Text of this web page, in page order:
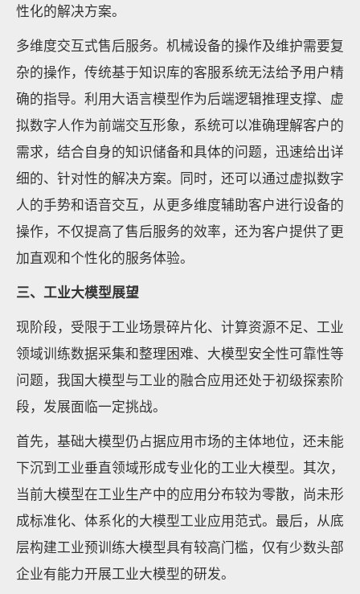
性化的解决方案。
多维度交互式售后服务。机械设备的操作及维护需要复
杂的操作，传统基于知识库的客服系统无法给予用户精
确的指导。利用大语言模型作为后端逻辑推理支撑、虚
拟数字人作为前端交互形象，系统可以准确理解客户的
需求，结合自身的知识储备和具体的问题，迅速给出详
细的、针对性的解决方案。同时，还可以通过虚拟数字
人的手势和语音交互，从更多维度辅助客户进行设备的
操作，不仅提高了售后服务的效率，还为客户提供了更
加直观和个性化的服务体验。
三、工业大模型展望
现阶段，受限于工业场景碎片化、计算资源不足、工业
领域训练数据采集和整理困难、大模型安全性可靠性等
问题，我国大模型与工业的融合应用还处于初级探索阶
段，发展面临一定挑战。
首先，基础大模型仍占据应用市场的主体地位，还未能
下沉到工业垂直领域形成专业化的工业大模型。其次，
当前大模型在工业生产中的应用分布较为零散，尚未形
成标准化、体系化的大模型工业应用范式。最后，从底
层构建工业预训练大模型具有较高门槛，仅有少数头部
企业有能力开展工业大模型的研发。